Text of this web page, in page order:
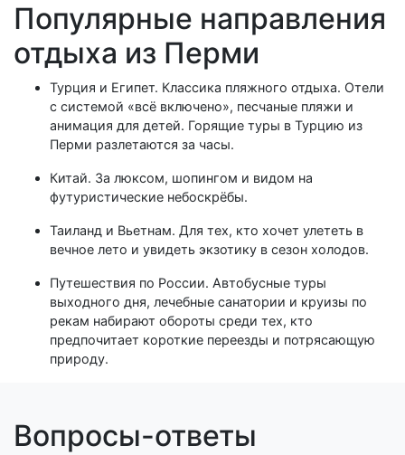
Популярные направления
отдыха из Перми
Турция и Египет. Классика пляжного отдыха. Отели
с системой «всё включено», песчаные пляжи и
анимация для детей. Горящие туры в Турцию из
Перми разлетаются за часы.
Китай. За люксом, шопингом и видом на
футуристические небоскрёбы.
Таиланд и Вьетнам. Для тех, кто хочет улететь в
вечное лето и увидеть экзотику в сезон холодов.
Путешествия по России. Автобусные туры
выходного дня, лечебные санатории и круизы по
рекам набирают обороты среди тех, кто
предпочитает короткие переезды и потрясающую
природу.
Вопросы-ответы